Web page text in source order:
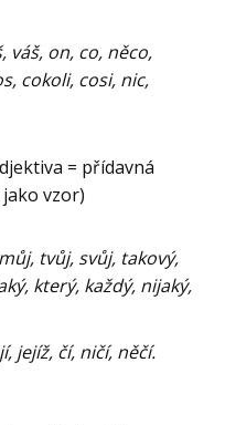
váš, on, co, něco,
cokoli, cosi, nic,
= přídavná
vzor)
můj, tvůj, svůj, takový,
který, každý, nijaký,
jejíž, čí, ničí, něčí.